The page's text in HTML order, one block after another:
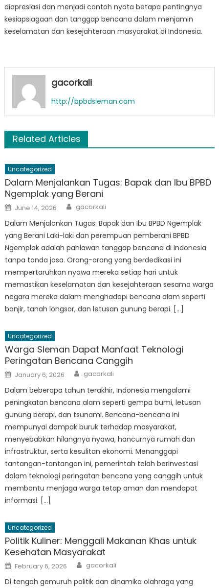
diapresiasi dan menjadi contoh nyata betapa pentingnya
kesiapsiagaan dan tanggap bencana dalam menjamin
keselamatan dan kesejahteraan masyarakat di Indonesia.
gacorkali
http://bpbdsleman.com
Related Articles
Uncategorized
Dalam Menjalankan Tugas: Bapak dan Ibu BPBD
Ngemplak yang Berani
Posted
on
June 14, 2026 Author
gacorkali
Dalam Menjalankan Tugas: Bapak dan Ibu BPBD Ngemplak
yang Berani Laki-laki dan perempuan pemberani BPBD
Ngemplak adalah pahlawan tanggap bencana di Indonesia
tanpa tanda jasa. Orang-orang yang berdedikasi ini
mempertaruhkan nyawa mereka setiap hari untuk
memastikan keselamatan dan kesejahteraan sesama warga
negara mereka dalam menghadapi bencana alam seperti
banjir, tanah longsor, dan letusan gunung berapi. […]
Uncategorized
Warga Sleman Dapat Manfaat Teknologi
Peringatan Bencana Canggih
Posted
on
January 6, 2026 Author
gacorkali
Dalam beberapa tahun terakhir, Indonesia mengalami
peningkatan bencana alam seperti gempa bumi, letusan
gunung berapi, dan tsunami. Bencana-bencana ini
mempunyai dampak buruk terhadap masyarakat,
menyebabkan hilangnya nyawa, hancurnya rumah dan
infrastruktur, serta kesulitan ekonomi. Menanggapi
tantangan-tantangan ini, pemerintah telah berinvestasi
dalam teknologi peringatan bencana yang canggih untuk
membantu menjaga warga tetap aman dan mendapat
informasi. […]
Uncategorized
Politik Kuliner: Menggali Makanan Khas untuk
Kesehatan Masyarakat
Posted
on
February 6, 2026 Author
gacorkali
Di tengah gemuruh politik dan dinamika olahraga yang